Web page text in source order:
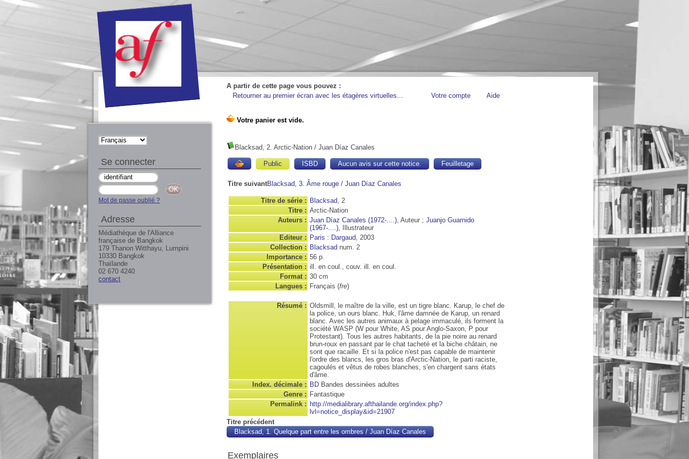
A partir de cette page vous pouvez :
Retourner au premier écran avec les étagères virtuelles...
Votre compte Aide
Blacksad, 2. Arctic-Nation / Juan Díaz Canales
Public ISBD Aucun avis sur cette notice. Feuilletage
Titre suivantBlacksad, 3. Âme rouge / Juan Díaz Canales
Titre de série : Blacksad, 2
Titre : Arctic-Nation
Auteurs : Juan Díaz Canales (1972-....), Auteur ; Juanjo Guarnido
(1967-....), Illustrateur
Editeur : Paris : Dargaud, 2003
Collection : Blacksad num. 2
Importance : 56 p.
Présentation : ill. en coul., couv. ill. en coul.
Format : 30 cm
Langues : Français (fre)
Résumé : Oldsmill, le maître de la ville, est un tigre blanc. Karup, le chef de
la police, un ours blanc. Huk, l'âme damnée de Karup, un renard
blanc. Avec les autres animaux à pelage immaculé, ils forment la
société WASP (W pour White, AS pour Anglo-Saxon, P pour
Protestant). Tous les autres habitants, de la pie noire au renard
brun-roux en passant par le chat tacheté et la biche châtain, ne
sont que racaille. Et si la police n'est pas capable de maintenir
l'ordre des blancs, les gros bras d'Arctic-Nation, le parti raciste,
cagoulés et vêtus de robes blanches, s'en chargent sans états
d'âme.
Index. décimale : BD Bandes dessinées adultes
Genre : Fantastique
Permalink : http://medialibrary.afthailande.org/index.php?
lvl=notice_display&id=21907
Titre précédent
Blacksad, 1. Quelque part entre les ombres/ Juan Díaz Canales
Exemplaires
Se connecter
Mot de passe oublié ?
Adresse
Médiathèque de l'Alliance
française de Bangkok
179 Thanon Witthayu, Lumpini
10330 Bangkok
Thaïlande
02 670 4240
contact